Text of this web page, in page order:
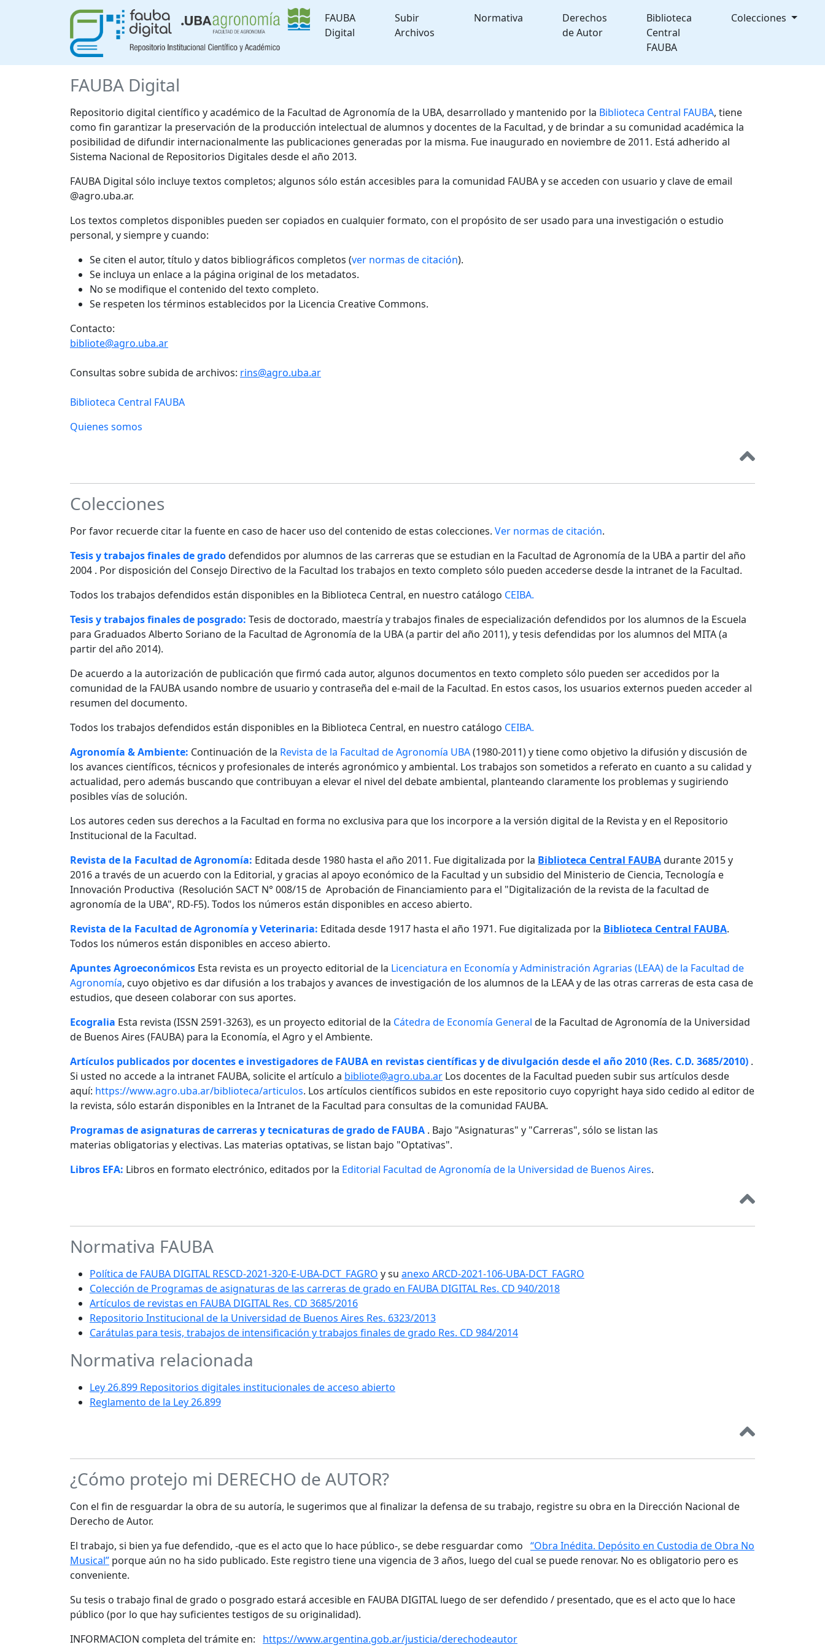
FAUBA
Digital
Subir
Archivos
Normativa
Derechos
de Autor
Biblioteca
Central
FAUBA
Colecciones
FAUBA Digital
Repositorio digital científico y académico de la Facultad de Agronomía de la UBA, desarrollado y mantenido por la Biblioteca Central FAUBA, tiene
como fin garantizar la preservación de la producción intelectual de alumnos y docentes de la Facultad, y de brindar a su comunidad académica la
posibilidad de difundir internacionalmente las publicaciones generadas por la misma. Fue inaugurado en noviembre de 2011. Está adherido al
Sistema Nacional de Repositorios Digitales desde el año 2013.
FAUBA Digital sólo incluye textos completos; algunos sólo están accesibles para la comunidad FAUBA y se acceden con usuario y clave de email
@agro.uba.ar.
Los textos completos disponibles pueden ser copiados en cualquier formato, con el propósito de ser usado para una investigación o estudio
personal, y siempre y cuando:
Se citen el autor, título y datos bibliográficos completos (ver normas de citación).
Se incluya un enlace a la página original de los metadatos.
No se modifique el contenido del texto completo.
Se respeten los términos establecidos por la Licencia Creative Commons.
Contacto:
bibliote@agro.uba.ar
Consultas sobre subida de archivos: rins@agro.uba.ar
Biblioteca Central FAUBA
Quienes somos
Colecciones
Por favor recuerde citar la fuente en caso de hacer uso del contenido de estas colecciones. Ver normas de citación.
Tesis y trabajos finales de gradodefendidos por alumnos de las carreras que se estudian en la Facultad de Agronomía de la UBA a partir del año
2004 . Por disposición del Consejo Directivo de la Facultad los trabajos en texto completo sólo pueden accederse desde la intranet de la Facultad.
Todos los trabajos defendidos están disponibles en la Biblioteca Central, en nuestro catálogo CEIBA.
Tesis y trabajos finales de posgrado: Tesis de doctorado, maestría y trabajos finales de especialización defendidos por los alumnos de la Escuela
para Graduados Alberto Soriano de la Facultad de Agronomía de la UBA (a partir del año 2011), y tesis defendidas por los alumnos del MITA (a
partir del año 2014).
De acuerdo a la autorización de publicación que firmó cada autor, algunos documentos en texto completo sólo pueden ser accedidos por la
comunidad de la FAUBA usando nombre de usuario y contraseña del e-mail de la Facultad. En estos casos, los usuarios externos pueden acceder al
resumen del documento.
Todos los trabajos defendidos están disponibles en la Biblioteca Central, en nuestro catálogo CEIBA.
Agronomía & Ambiente: Continuación de la Revista de la Facultad de Agronomía UBA(1980-2011) y tiene como objetivo la difusión y discusión de
los avances científicos, técnicos y profesionales de interés agronómico y ambiental. Los trabajos son sometidos a referato en cuanto a su calidad y
actualidad, pero además buscando que contribuyan a elevar el nivel del debate ambiental, planteando claramente los problemas y sugiriendo
posibles vías de solución.
Los autores ceden sus derechos a la Facultad en forma no exclusiva para que los incorpore a la versión digital de la Revista y en el Repositorio
Institucional de la Facultad.
Revista de la Facultad de Agronomía: Editada desde 1980 hasta el año 2011. Fue digitalizada por la Biblioteca Central FAUBAdurante 2015 y
2016 a través de un acuerdo con la Editorial, y gracias al apoyo económico de la Facultad y un subsidio del Ministerio de Ciencia, Tecnología e
Innovación Productiva (Resolución SACT N° 008/15 de Aprobación de Financiamiento para el "Digitalización de la revista de la facultad de
agronomía de la UBA", RD-F5). Todos los números están disponibles en acceso abierto.
Revista de la Facultad de Agronomía y Veterinaria: Editada desde 1917 hasta el año 1971. Fue digitalizada por la Biblioteca Central FAUBA.
Todos los números están disponibles en acceso abierto.
Apuntes Agroeconómicos Esta revista es un proyecto editorial de la Licenciatura en Economía y Administración Agrarias (LEAA) de la Facultad de
Agronomía, cuyo objetivo es dar difusión a los trabajos y avances de investigación de los alumnos de la LEAA y de las otras carreras de esta casa de
estudios, que deseen colaborar con sus aportes.
Ecogralia Esta revista (ISSN 2591-3263), es un proyecto editorial de la Cátedra de Economía General de la Facultad de Agronomía de la Universidad
de Buenos Aires (FAUBA) para la Economía, el Agro y el Ambiente.
Artículos publicados por docentes e investigadores de FAUBA en revistas científicas y de divulgación desde el año 2010 (Res. C.D. 3685/2010) .
Si usted no accede a la intranet FAUBA, solicite el artículo a bibliote@agro.uba.ar Los docentes de la Facultad pueden subir sus artículos desde
aquí: https://www.agro.uba.ar/biblioteca/articulos. Los artículos científicos subidos en este repositorio cuyo copyright haya sido cedido al editor de
la revista, sólo estarán disponibles en la Intranet de la Facultad para consultas de la comunidad FAUBA.
Programas de asignaturas de carreras y tecnicaturas de grado de FAUBA . Bajo "Asignaturas" y "Carreras", sólo se listan las
materias obligatorias y electivas. Las materias optativas, se listan bajo "Optativas".
Libros EFA: Libros en formato electrónico, editados por la Editorial Facultad de Agronomía de la Universidad de Buenos Aires.
Normativa FAUBA
Política de FAUBA DIGITAL RESCD-2021-320-E-UBA-DCT_FAGRO y su anexo ARCD-2021-106-UBA-DCT_FAGRO
Colección de Programas de asignaturas de las carreras de grado en FAUBA DIGITAL Res. CD 940/2018
Artículos de revistas en FAUBA DIGITAL Res. CD 3685/2016
Repositorio Institucional de la Universidad de Buenos Aires Res. 6323/2013
Carátulas para tesis, trabajos de intensificación y trabajos finales de grado Res. CD 984/2014
Normativa relacionada
Ley 26.899 Repositorios digitales institucionales de acceso abierto
Reglamento de la Ley 26.899
¿Cómo protejo mi DERECHO de AUTOR?
Con el fin de resguardar la obra de su autoría, le sugerimos que al finalizar la defensa de su trabajo, registre su obra en la Dirección Nacional de
Derecho de Autor.
El trabajo, si bien ya fue defendido, -que es el acto que lo hace público-, se debe resguardar como “Obra Inédita. Depósito en Custodia de Obra No
Musical” porque aún no ha sido publicado. Este registro tiene una vigencia de 3 años, luego del cual se puede renovar. No es obligatorio pero es
conveniente.
Su tesis o trabajo final de grado o posgrado estará accesible en FAUBA DIGITAL luego de ser defendido / presentado, que es el acto que lo hace
público (por lo que hay suficientes testigos de su originalidad).
INFORMACION completa del trámite en:
https://www.argentina.gob.ar/justicia/derechodeautor